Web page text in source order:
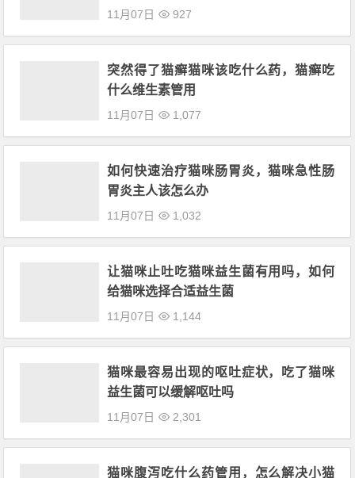
11月07日 927
突然得了猫癣猫咪该吃什么药，猫癣吃
什么维生素管用
11月07日 1,077
如何快速治疗猫咪肠胃炎，猫咪急性肠
胃炎主人该怎么办
11月07日 1,032
让猫咪止吐吃猫咪益生菌有用吗，如何
给猫咪选择合适益生菌
11月07日 1,144
猫咪最容易出现的呕吐症状，吃了猫咪
益生菌可以缓解呕吐吗
11月07日 2,301
猫咪腹泻吃什么药管用，怎么解决小猫